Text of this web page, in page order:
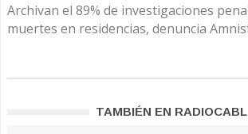
Archivan el 89% de investigaciones
muertes en residencias, denuncia
TAMBIÉN EN